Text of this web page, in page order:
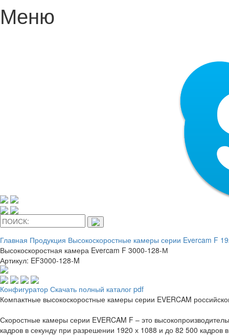
Меню
Главная Продукция Высокоскоростные камеры серии Evercam F
Высокоскоростная камера Evercam F 3000-128-М
Артикул: EF3000-128-M
Конфигуратор Скачать полный каталог pdf
Компактные высокоскоростные камеры серии EVERCAM
Скоростные камеры серии EVERCAM F – это
кадров в секунду при разрешении 1920 х 1088 и до 82 500